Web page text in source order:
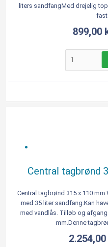
liters sandfangMed drejelig
899,00
Central tagbrønd
Central tagbrønd 315 x 110
med 35 liter sandfang.Kan
med vandlås. Tilløb og
mm.Denne
2.254,00
mm
Wavin